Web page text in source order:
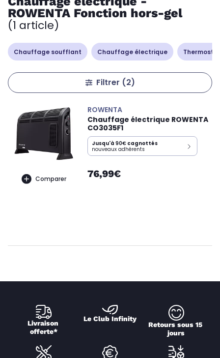
ROWENTA Fonction hors-gel
(1 article)
Chauffage soufflant Chauffage électrique
Filtrer (2)
Comparer
ROWENTA
Chauffage électrique ROWENTA
CO3035F1
Jusqu'à 90€ cagnottés
nouveaux adhérents
76,99€
Livraison
offerte*
Le Club Infinity
Retours sous 15
jours